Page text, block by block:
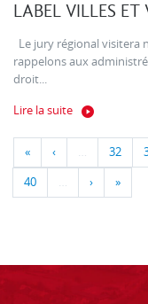
LABEL VILLES ET
Le jury régional visitera
rappelons aux
droit...
Lire la suite
« ‹ … 32
40 … › »